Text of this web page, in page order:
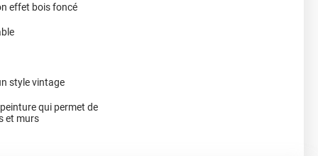
effet bois foncé
style vintage
qui permet de
et murs